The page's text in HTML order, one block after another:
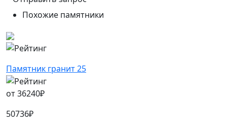
Похожие памятники
Памятник гранит 25
от36240₽
50736₽